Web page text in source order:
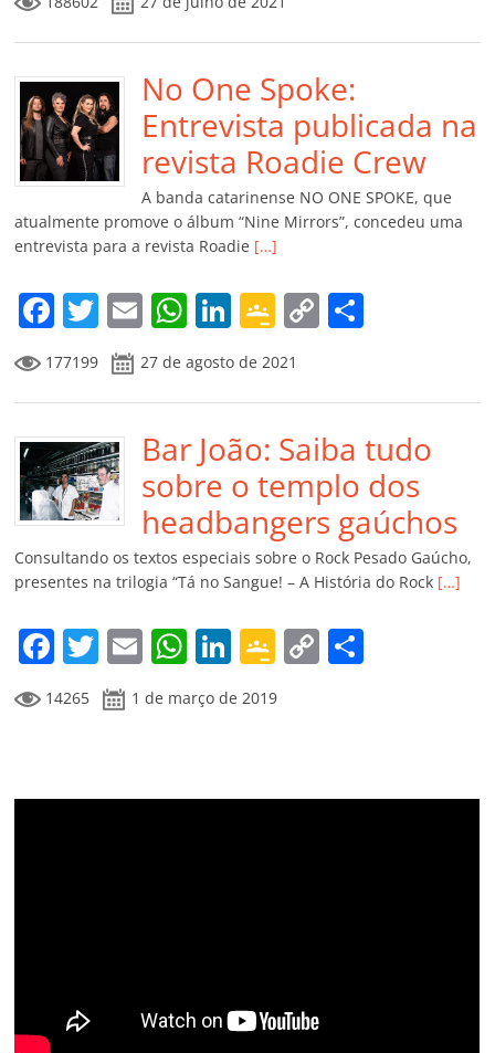
c
e
b
o
o
k
itt
er
ai
l
at
s
A
p
p
k
e
dI
n
o
gl
e
Cl
a
ss
ro
o
m
y
Li
n
k
p
til
h
ar
No One Spoke:
Entrevista publicada na
revista Roadie Crew
A banda catarinense NO ONE SPOKE, que
atualmente promove o álbum “Nine Mirrors”, concedeu uma
entrevista para a revista Roadie […]
F
a
c
e
b
o
o
k
T
w
itt
er
E
m
ai
l
W
at
s
A
p
p
Li
n
k
e
dI
n
G
o
o
gl
e
Cl
a
ss
ro
o
m
C
y
Li
n
k
p
ar
til
h
ar
177199 27 de agosto de 2021
Bar João: Saiba tudo
sobre o templo dos
headbangers gaúchos
Consultando os textos especiais sobre o Rock Pesado Gaúcho,
presentes na trilogia “Tá no Sangue! – A História do Rock […]
F
a
c
b
T
w
itt
E
m
ai
W
at
A
Li
n
k
dI
G
o
o
e
m
C
Li ar
14265 1 de março de 2019